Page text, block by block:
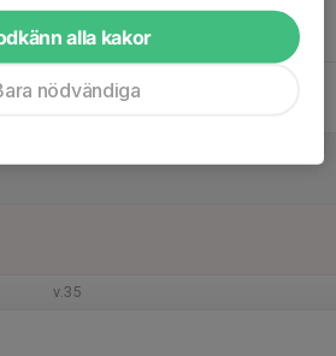
v.35
alla kakor
nödvändiga